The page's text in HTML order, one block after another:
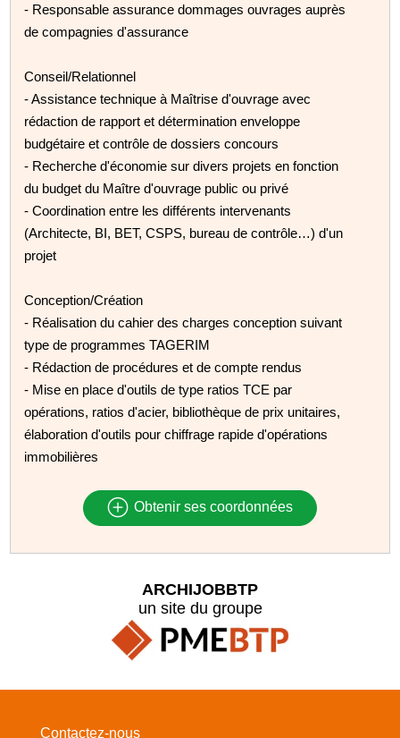
- Responsable assurance dommages ouvrages auprès
de compagnies d'assurance
Conseil/Relationnel
- Assistance technique à Maîtrise d'ouvrage avec
rédaction de rapport et détermination enveloppe
budgétaire et contrôle de dossiers concours
- Recherche d'économie sur divers projets en fonction
du budget du Maître d'ouvrage public ou privé
- Coordination entre les différents intervenants
(Architecte, BI, BET, CSPS, bureau de contrôle…) d'un
projet
Conception/Création
- Réalisation du cahier des charges conception suivant
type de programmes TAGERIM
- Rédaction de procédures et de compte rendus
- Mise en place d'outils de type ratios TCE par
opérations, ratios d'acier, bibliothèque de prix unitaires,
élaboration d'outils pour chiffrage rapide d'opérations
immobilières
Obtenir ses coordonnées
ARCHIJOBBTP
un site du groupe
Contactez-nous